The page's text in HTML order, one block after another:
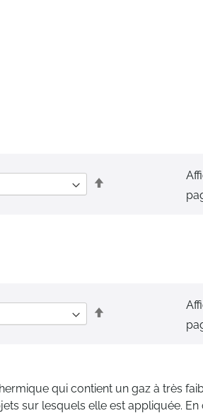
qui contient un gaz à très
sur lesquels elle est appliquée. En